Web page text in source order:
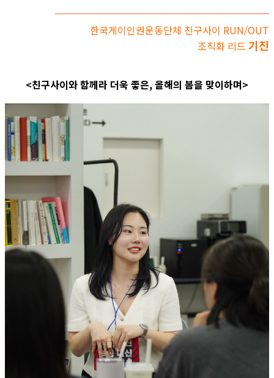
한국게이인권운동단체 친구사이 RUN/OUT
조직화 리드 기진
<친구사이와 함께라 더욱 좋은, 올해의 봄을 맞이하며>